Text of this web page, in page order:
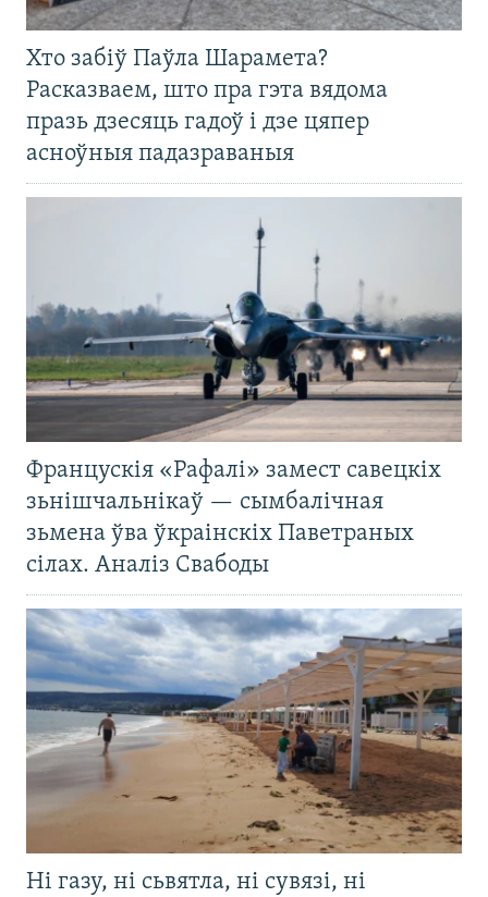
Хто забіў Паўла Шарамета?
Расказваем, што пра гэта вядома
празь дзесяць гадоў і дзе цяпер
асноўныя падазраваныя
Францускія «Рафалі» замест савецкіх
зьнішчальнікаў — сымбалічная
зьмена ўва ўкраінскіх Паветраных
сілах. Аналіз Свабоды
Ні газу, ні сьвятла, ні сувязі, ні